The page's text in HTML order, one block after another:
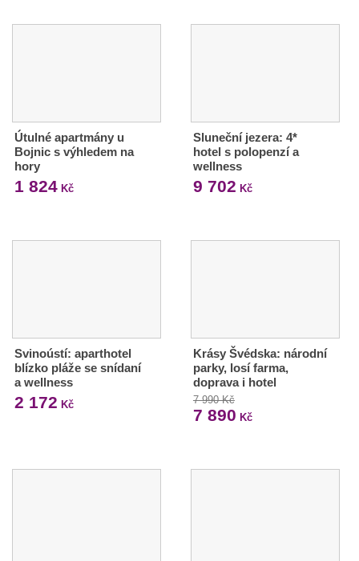
Útulné apartmány u
Bojnic s výhledem na
hory
1 824 Kč
Sluneční jezera: 4*
hotel s polopenzí a
wellness
9 702 Kč
Svinoústí: aparthotel
blízko pláže se snídaní
a wellness
2 172 Kč
Krásy Švédska: národní
parky, losí farma,
doprava i hotel
7 990 Kč
7 890 Kč